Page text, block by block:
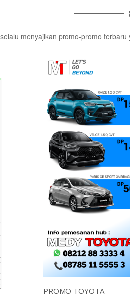
selalu menyajikan promo-promo
PROMO TOYOTA